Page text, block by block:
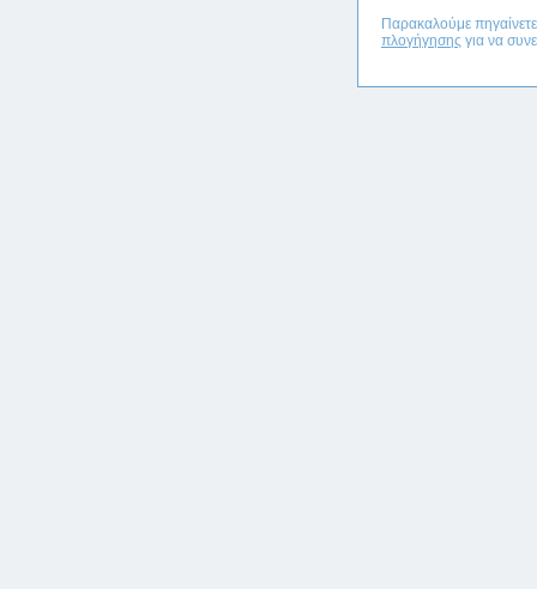
Παρακαλούμε
πλογήγησης για να